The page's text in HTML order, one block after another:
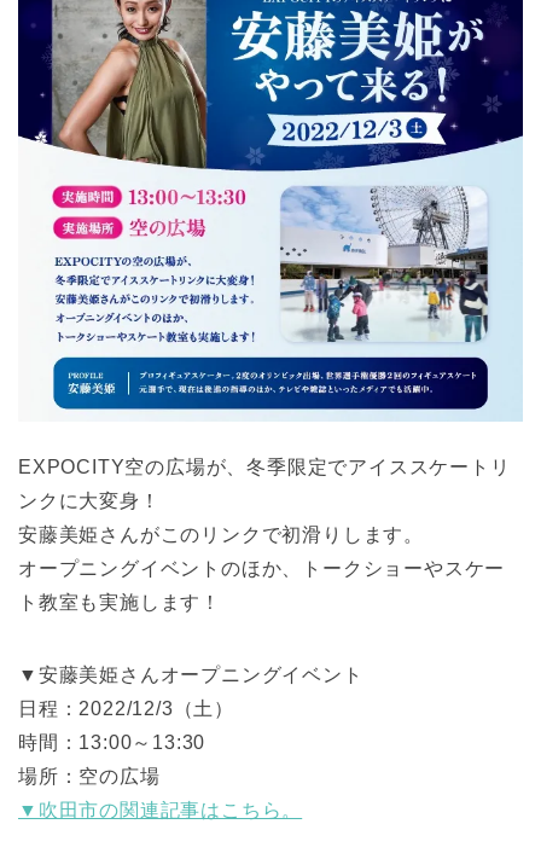
EXPOCITY空の広場が、冬季限定でアイススケートリ
ンクに大変身！
安藤美姫さんがこのリンクで初滑りします。
オープニングイベントのほか、トークショーやスケー
ト教室も実施します！
▼安藤美姫さんオープニングイベント
日程：2022/12/3（土）
時間：13:00～13:30
場所：空の広場
▼吹田市の関連記事はこちら。